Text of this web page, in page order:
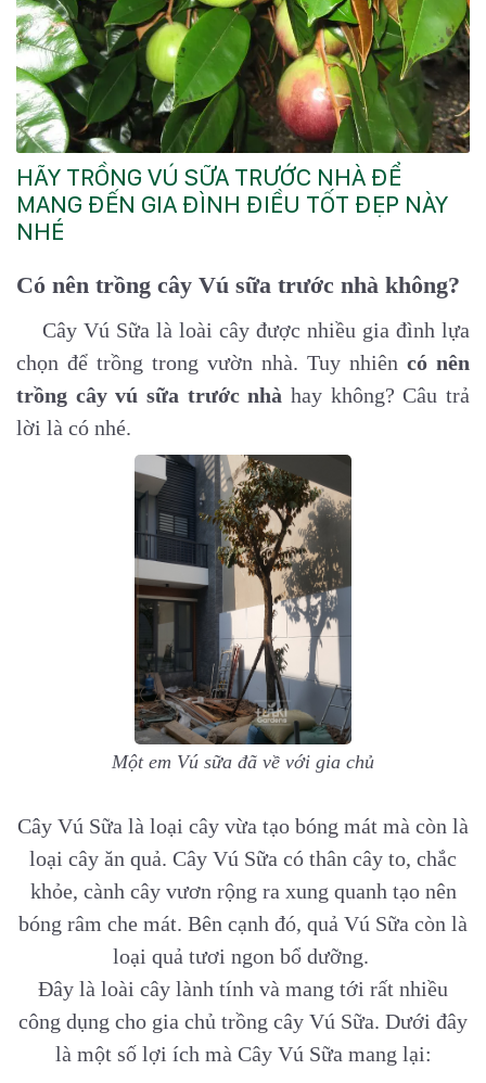
HÃY TRỒNG VÚ SỮA TRƯỚC NHÀ ĐỂ
MANG ĐẾN GIA ĐÌNH ĐIỀU TỐT ĐẸP NÀY
NHÉ
Có nên trồng cây Vú sữa trước nhà không?
Cây Vú Sữa là loài cây được nhiều gia đình lựa
chọn để trồng trong vườn nhà. Tuy nhiên có nên
trồng cây vú sữa trước nhà hay không? Câu trả
lời là có nhé.
Một em Vú sữa đã về với gia chủ
Cây Vú Sữa là loại cây vừa tạo bóng mát mà còn là
loại cây ăn quả. Cây Vú Sữa có thân cây to, chắc
khỏe, cành cây vươn rộng ra xung quanh tạo nên
bóng râm che mát. Bên cạnh đó, quả Vú Sữa còn là
loại quả tươi ngon bổ dưỡng.
Đây là loài cây lành tính và mang tới rất nhiều
công dụng cho gia chủ trồng cây Vú Sữa. Dưới đây
là một số lợi ích mà Cây Vú Sữa mang lại: